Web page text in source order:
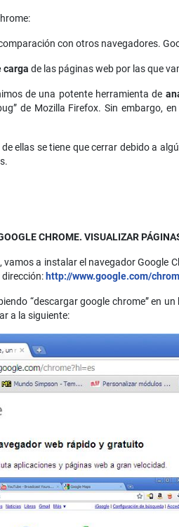
con otros navegadores.
carga de las páginas web por las que
de una potente herramienta de
de Mozilla Firefox. Sin embargo,
ellas se tiene que cerrar debido a
CHROME. VISUALIZAR
a instalar el navegador Google
dirección: http://www.google.com/
“descargar google chrome” en
a la siguiente: